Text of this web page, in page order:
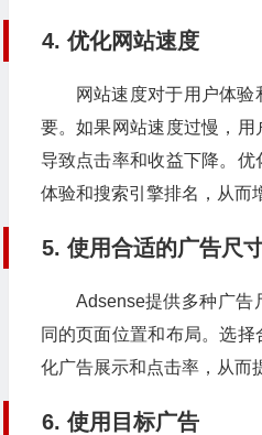
4. 优化网站速度
网站速度对于用户体
要。如果网站速度过慢，
导致点击率和收益下降。
体验和搜索引擎排名，从而
5. 使用合适的广告尺
Adsense提供多种广告
同的页面位置和布局。选
化广告展示和点击率，从而
6. 使用目标广告